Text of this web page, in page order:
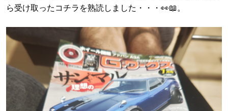
ら受け取ったコチラを熟読しました・・・👀📖。